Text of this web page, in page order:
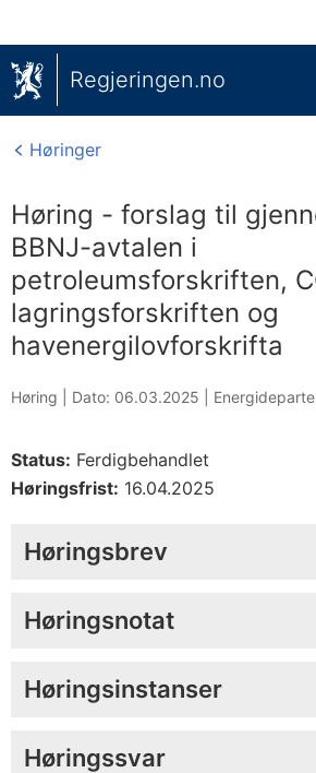
Regjeringen.no
Høringer
Høring - forslag til
BBNJ-avtalen i
petroleumsforskriften,
lagringsforskriften og
havenergilovforskrifta
Høring | Dato: 06.03.2025
Status: Ferdigbehandlet
Høringsfrist: 16.04.2025
Høringsbrev
Høringsnotat
Høringsinstanser
Høringssvar